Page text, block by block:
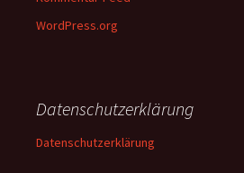
WordPress.org
Datenschutzerklärung
Datenschutzerklärung